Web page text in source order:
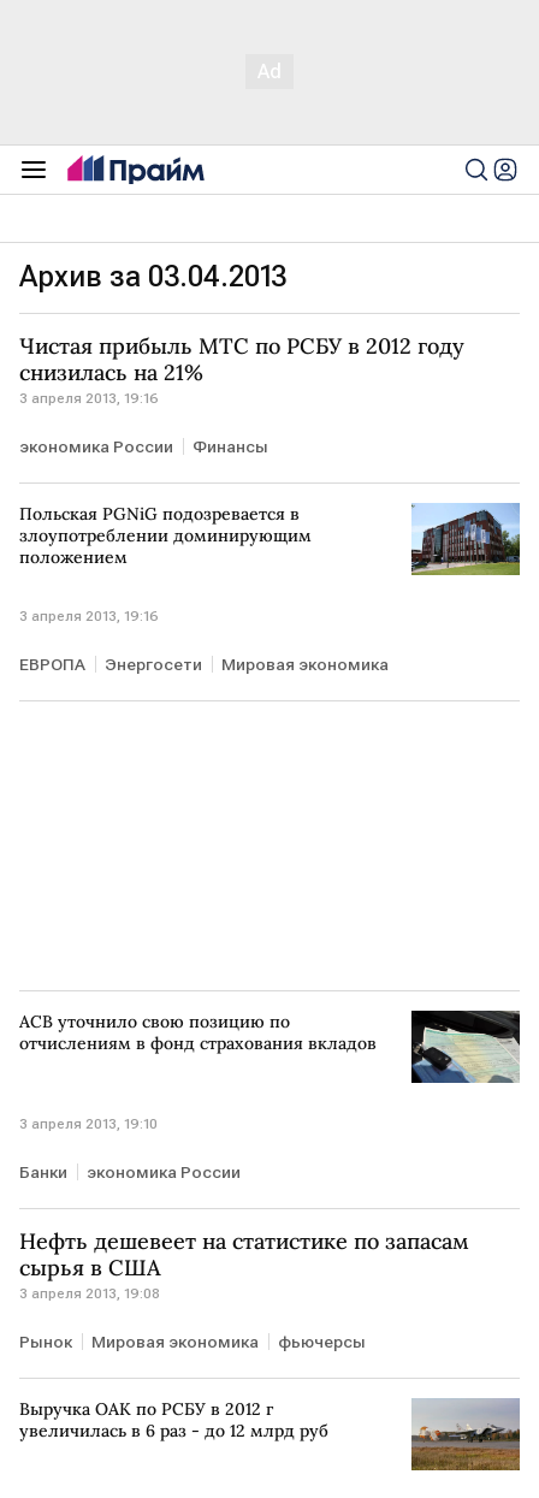
Архив за 03.04.2013
Чистая прибыль МТС по РСБУ в 2012 году
снизилась на 21%
3 апреля 2013, 19:16
экономика России Финансы
Польская PGNiG подозревается в
злоупотреблении доминирующим
положением
3 апреля 2013, 19:16
ЕВРОПА Энергосети Мировая экономика
АСВ уточнило свою позицию по
отчислениям в фонд страхования вкладов
3 апреля 2013, 19:10
Банки экономика России
Нефть дешевеет на статистике по запасам
сырья в США
3 апреля 2013, 19:08
Рынок Мировая экономика фьючерсы
Выручка ОАК по РСБУ в 2012 г
увеличилась в 6 раз - до 12 млрд руб